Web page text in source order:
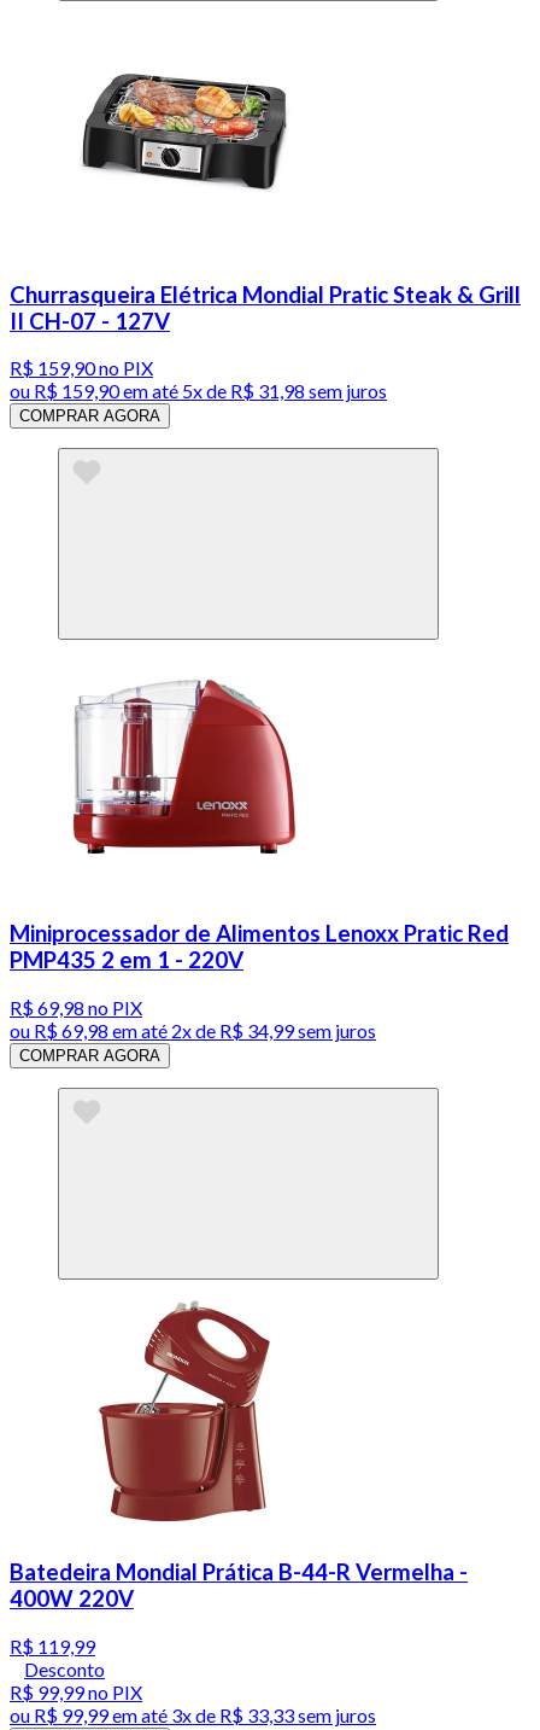
Churrasqueira Elétrica Mondial Pratic Steak & Grill
II CH-07 - 127V
R$ 159,90no PIX
ou R$ 159,90em até 5x de R$ 31,98 sem juros
COMPRAR AGORA
Miniprocessador de Alimentos Lenoxx Pratic Red
PMP435 2 em 1 - 220V
R$ 69,98 no PIX
ou R$ 69,98 em até 2x de R$ 34,99 sem juros
COMPRAR AGORA
Batedeira Mondial Prática B-44-R Vermelha -
400W 220V
R$ 119,99
Desconto
R$ 99,99no PIX
ou R$ 99,99em até 3x de R$ 33,33 sem juros